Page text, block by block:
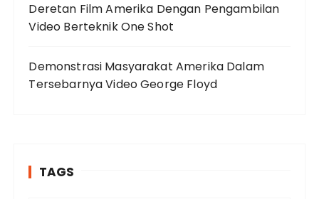
Deretan Film Amerika Dengan Pengambilan
Video Berteknik One Shot
Demonstrasi Masyarakat Amerika Dalam
Tersebarnya Video George Floyd
TAGS